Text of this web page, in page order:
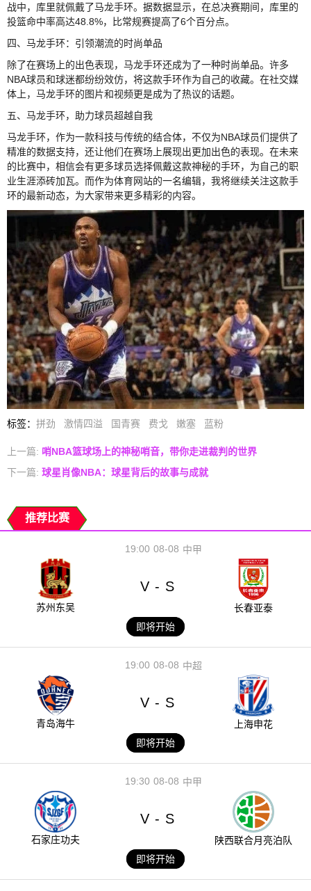
战中，库里就佩戴了马龙手环。据数据显示，在总决赛期间，库里的
投篮命中率高达48.8%，比常规赛提高了6个百分点。
四、马龙手环：引领潮流的时尚单品
除了在赛场上的出色表现，马龙手环还成为了一种时尚单品。许多
NBA球员和球迷都纷纷效仿，将这款手环作为自己的收藏。在社交媒
体上，马龙手环的图片和视频更是成为了热议的话题。
五、马龙手环，助力球员超越自我
马龙手环，作为一款科技与传统的结合体，不仅为NBA球员们提供了
精准的数据支持，还让他们在赛场上展现出更加出色的表现。在未来
的比赛中，相信会有更多球员选择佩戴这款神秘的手环，为自己的职
业生涯添砖加瓦。而作为体育网站的一名编辑，我将继续关注这款手
环的最新动态，为大家带来更多精彩的内容。
标签： 拼劲 激情四溢 国青赛 费戈 嫩塞 蓝粉
上一篇: 哨NBA篮球场上的神秘哨音，带你走进裁判的世界
下一篇: 球星肖像NBA：球星背后的故事与成就
推荐比赛
08-08
19:00 中甲
苏州东吴
V - S
长春亚泰
即将开始
08-08
19:00 中超
青岛海牛
V - S
上海申花
即将开始
08-08
19:30 中甲
石家庄功夫
V - S
陕西联合月亮泊队
即将开始